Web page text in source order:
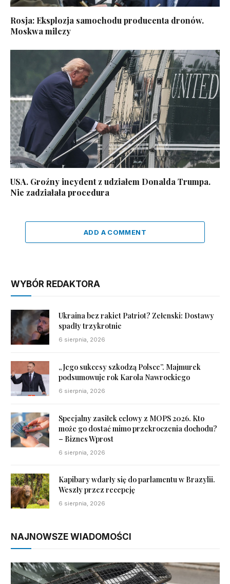
Rosja: Eksplozja samochodu producenta dronów.
Moskwa milczy
USA. Groźny incydent z udziałem Donalda Trumpa.
Nie zadziałała procedura
ADD A COMMENT
WYBÓR REDAKTORA
Ukraina bez rakiet Patriot? Zełenski: Dostawy
spadły trzykrotnie
6 sierpnia, 2026
„Jego sukcesy szkodzą Polsce”. Majmurek
podsumowuje rok Karola Nawrockiego
6 sierpnia, 2026
Specjalny zasiłek celowy z MOPS 2026. Kto
może go dostać mimo przekroczenia dochodu?
– Biznes Wprost
6 sierpnia, 2026
Kapibary wdarły się do parlamentu w Brazylii.
Weszły przez recepcję
6 sierpnia, 2026
NAJNOWSZE WIADOMOŚCI